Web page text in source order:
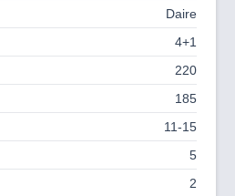
Daire
4+1
220
185
11-15
5
2